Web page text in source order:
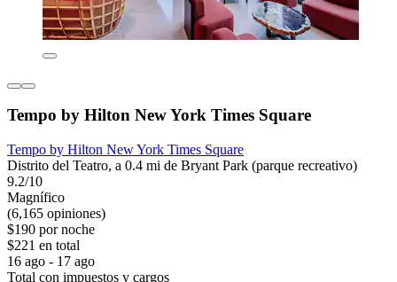
Tempo by Hilton New York Times Square
Tempo by Hilton New York Times Square
Distrito del Teatro, a 0.4 mi de Bryant Park (parque recreativo)
9.2/10
Magnífico
(6,165 opiniones)
$190 por noche
$221 en total
16 ago - 17 ago
Total con impuestos y cargos